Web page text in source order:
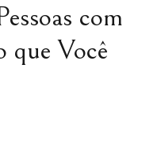
com
Você